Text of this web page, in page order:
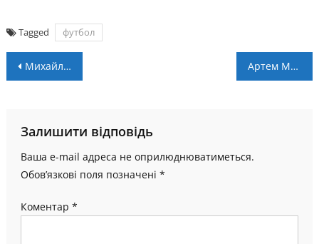
Tagged футбол
Навігація
Михайло Басараб вдруге визнаний кращим тренером туру у Другій лізі Артем Михайлюк – арбітр матчу “Прикарпаття-ЗСУ” – “Металіст”
Залишити відповідь
Ваша e-mail адреса не оприлюднюватиметься.
Обов’язкові поля позначені *
Коментар *